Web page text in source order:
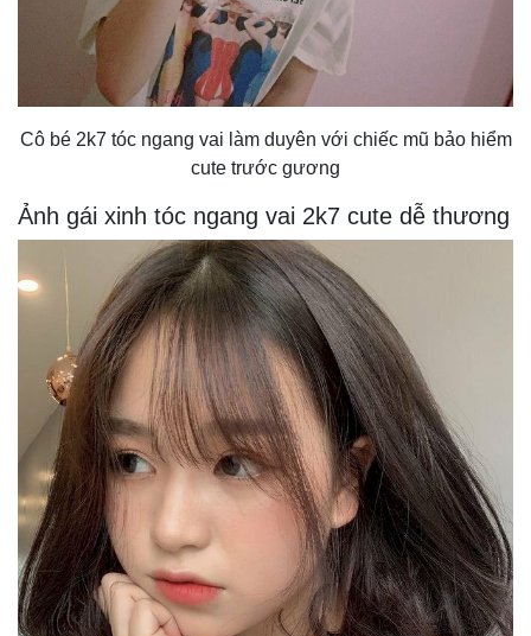
Cô bé 2k7 tóc ngang vai làm duyên với chiếc mũ bảo hiểm
cute trước gương
Ảnh gái xinh tóc ngang vai 2k7 cute dễ thương